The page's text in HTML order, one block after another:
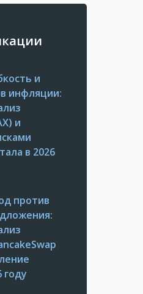
и
инфляции:
и
в 2026
против
году